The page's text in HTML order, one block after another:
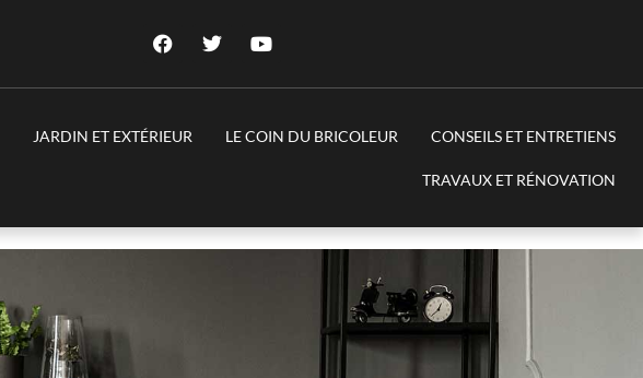
JARDIN ET EXTÉRIEUR LE COIN DU BRICOLEUR CONSEILS ET ENTRETIENS
TRAVAUX ET RÉNOVATION